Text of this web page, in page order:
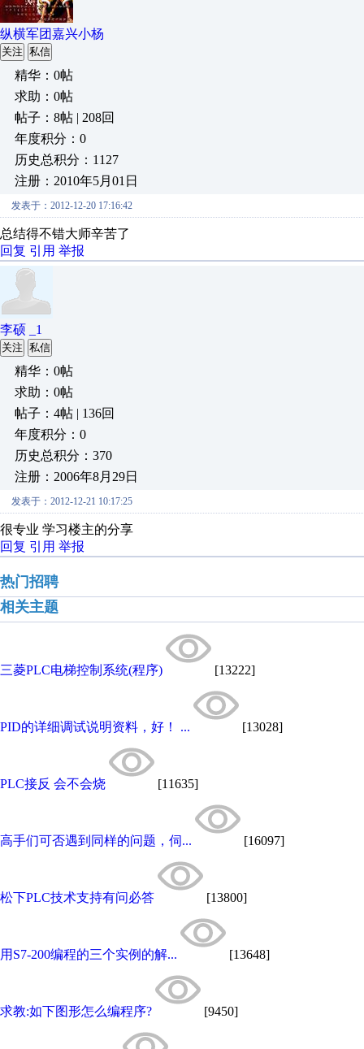
纵横军团嘉兴小杨
关注 私信
精华：0帖
求助：0帖
帖子：8帖 | 208回
年度积分：0
历史总积分：1127
注册：2010年5月01日
发表于：2012-12-20 17:16:42
总结得不错大师辛苦了
回复 引用 举报
李硕 _1
关注 私信
精华：0帖
求助：0帖
帖子：4帖 | 136回
年度积分：0
历史总积分：370
注册：2006年8月29日
发表于：2012-12-21 10:17:25
很专业 学习楼主的分享
回复 引用 举报
热门招聘
相关主题
三菱PLC电梯控制系统(程序) [13222]
PID的详细调试说明资料，好！ ... [13028]
PLC接反 会不会烧 [11635]
高手们可否遇到同样的问题，伺... [16097]
松下PLC技术支持有问必答 [13800]
用S7-200编程的三个实例的解... [13648]
求教:如下图形怎么编程序? [9450]